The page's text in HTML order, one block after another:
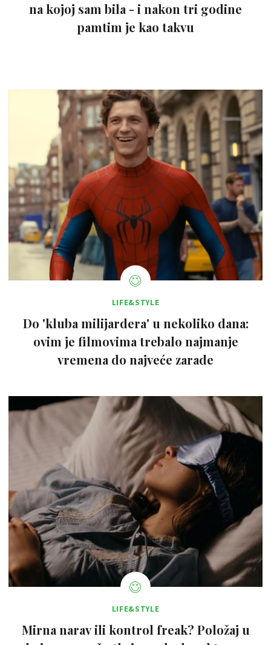
na kojoj sam bila - i nakon tri godine
pamtim je kao takvu
LIFE&STYLE
Do 'kluba milijardera' u nekoliko dana:
ovim je filmovima trebalo najmanje
vremena do najveće zarade
LIFE&STYLE
Mirna narav ili kontrol freak? Položaj u